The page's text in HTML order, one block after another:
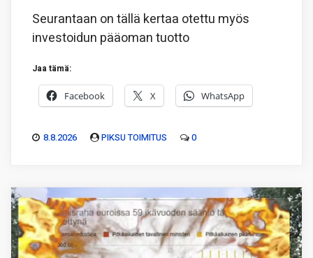
Seurantaan on tällä kertaa otettu myös
investoidun pääoman tuotto
Jaa tämä:
Facebook X WhatsApp
8.8.2026 PIKSU TOIMITUS 0